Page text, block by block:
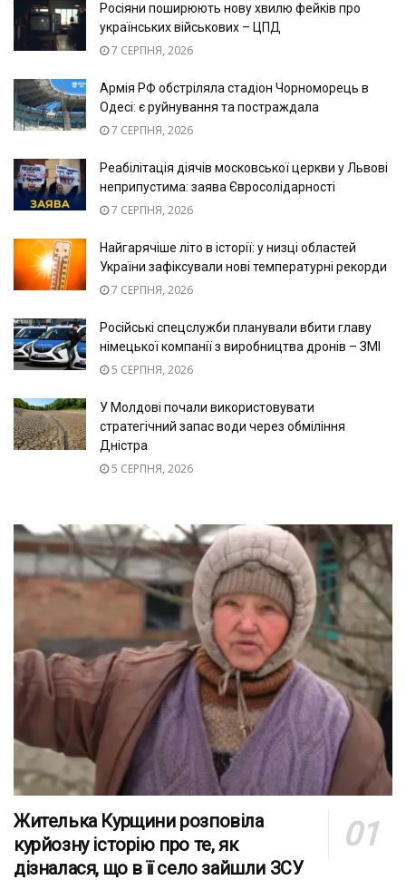
Росіяни поширюють нову хвилю фейків про
українських військових – ЦПД
7 СЕРПНЯ, 2026
Армія РФ обстріляла стадіон Чорноморець в
Одесі: є руйнування та постраждала
7 СЕРПНЯ, 2026
Реабілітація діячів московської церкви у Львові
неприпустима: заява Євросолідарності
7 СЕРПНЯ, 2026
Найгарячіше літо в історії: у низці областей
України зафіксували нові температурні рекорди
7 СЕРПНЯ, 2026
Російські спецслужби планували вбити главу
німецької компанії з виробництва дронів – ЗМІ
5 СЕРПНЯ, 2026
У Молдові почали використовувати
стратегічний запас води через обміління
Дністра
5 СЕРПНЯ, 2026
Жителька Курщини розповіла
курйозну історію про те, як
дізналася, що в її село зайшли ЗСУ